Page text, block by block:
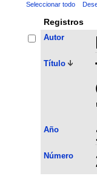
Seleccionar todo
Registros
Autor
Título
Año
Número